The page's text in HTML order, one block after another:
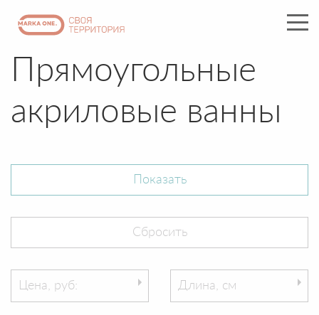
Прямоугольные
акриловые ванны
Цена, руб: Длина, см